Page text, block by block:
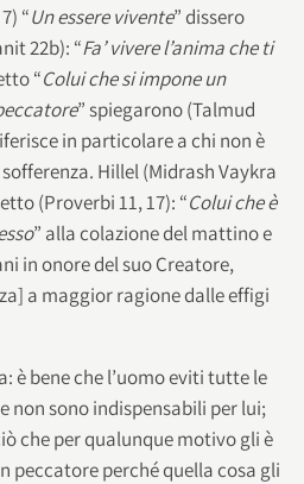
“Un essere vivente” dissero
22b): “Fa’ vivere l’anima che ti
“Colui che si impone un
” spiegarono (Talmud
in particolare a chi non è
Hillel (Midrash Vaykra
(Proverbi 11, 17): “Colui che è
” alla colazione del mattino e
in onore del suo Creatore,
a maggior ragione dalle effigi
è bene che l’uomo eviti tutte le
non sono indispensabili per lui;
che per qualunque motivo gli è
peccatore perché quella cosa gli